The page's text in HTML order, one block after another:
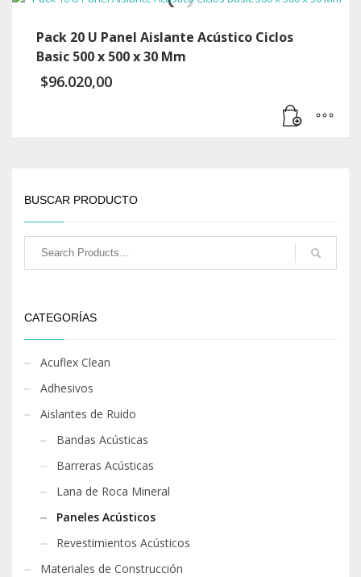
Pack 20 U Panel Aislante Acústico Ciclos
Basic 500 x 500 x 30 Mm
$96.020,00
BUSCAR PRODUCTO
CATEGORÍAS
Acuflex Clean
Adhesivos
Aislantes de Ruido
Bandas Acústicas
Barreras Acústicas
Lana de Roca Mineral
Paneles Acústicos
Revestimientos Acústicos
Materiales de Construcción